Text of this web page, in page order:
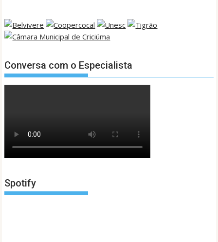
Conversa com o Especialista
Spotify